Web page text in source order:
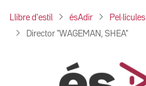
Llibre d'estil ésAdir Pel·lícules
Director "WAGEMAN, SHEA"